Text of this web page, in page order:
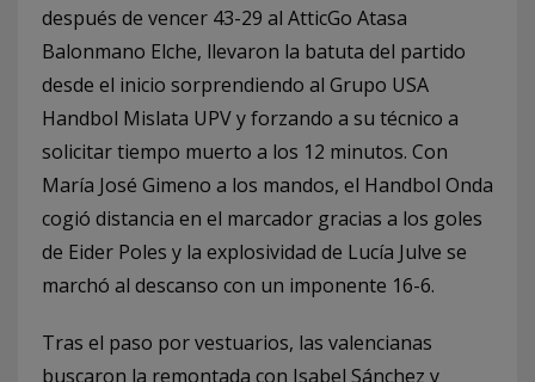
después de vencer 43-29 al AtticGo Atasa
Balonmano Elche, llevaron la batuta del partido
desde el inicio sorprendiendo al Grupo USA
Handbol Mislata UPV y forzando a su técnico a
solicitar tiempo muerto a los 12 minutos. Con
María José Gimeno a los mandos, el Handbol Onda
cogió distancia en el marcador gracias a los goles
de Eider Poles y la explosividad de Lucía Julve se
marchó al descanso con un imponente 16-6.
Tras el paso por vestuarios, las valencianas
buscaron la remontada con Isabel Sánchez y